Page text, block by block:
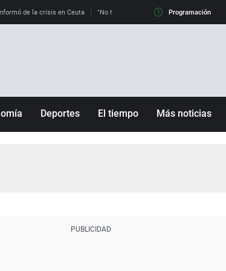
de la crisis en Ceuta "No hay mafias, que no nos engañen":
Programación
Deportes El tiempo Más noticias